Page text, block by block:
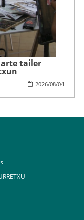
tailer
2026/08/04